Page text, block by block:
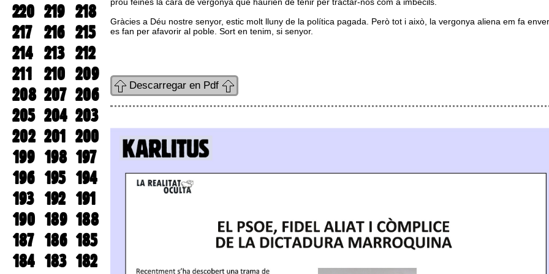
220 219 218
217 216 215
214 213 212
211 210 209
208 207 206
205 204 203
202 201 200
199 198 197
196 195 194
193 192 191
190 189 188
187 186 185
184 183 182
Gràcies a Déu nostre senyor, estic molt lluny de la política pagada. Però tot i això, la vergonya aliena em fa
es fan per afavorir al poble. Sort en tenim, si senyor.
Descarregar en Pdf